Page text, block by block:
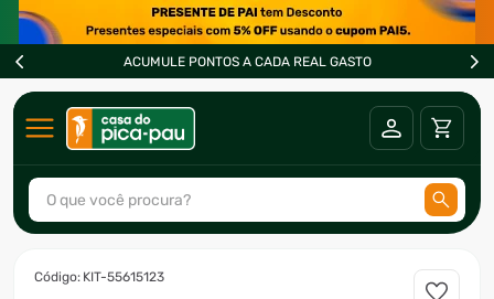
ACUMULE PONTOS A CADA REAL GASTO
O que você procura?
: KIT-55615123